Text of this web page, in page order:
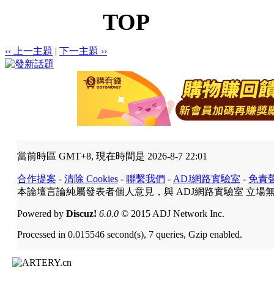
TOP
‹‹ 上一主題 | 下一主題 ››
當前時區 GMT+8, 現在時間是 2026-8-7 22:01
合作提案 - 清除 Cookies - 聯繫我們 - ADJ網路實驗室 - 免責
本論壇言論純屬發表者個人意見，與 ADJ網路實驗室 立場
Powered by Discuz! 6.0.0 © 2015 ADJ Network Inc.
Processed in 0.015546 second(s), 7 queries, Gzip enabled.